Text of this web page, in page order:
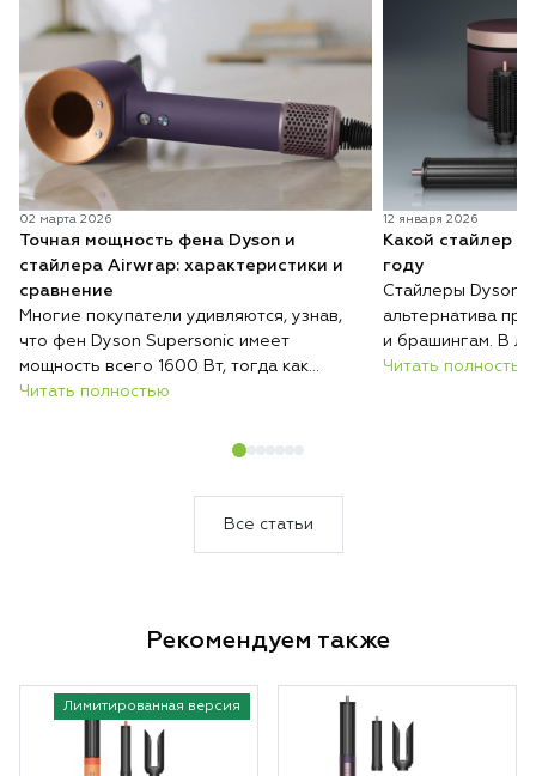
02 марта 2026
Точная мощность фена Dyson и
стайлера Airwrap: характеристики и
сравнение
Многие покупатели удивляются, узнав,
что фен Dyson Supersonic имеет
мощность всего 1600 Вт, тогда как
обычные фены нередко работают на
сопоставимых условиях Dyson сушит
Читать полностью
12 января 2026
Какой стайлер
году
Стайлеры Dyson
альтернатива
и брашингам. В
серий с разными
Читать полностью
Все статьи
Рекомендуем также
Лимитированная версия